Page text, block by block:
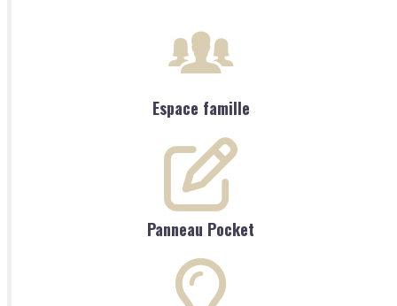
Espace famille
Panneau Pocket